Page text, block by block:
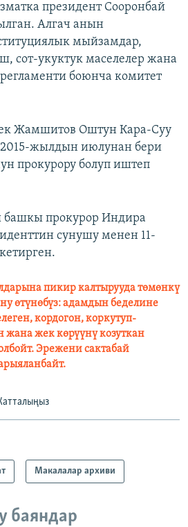
президент Сооронбай
Алгач анын
мыйзамдар,
сот-укуктук маселелер жана
боюнча комитет
Жамшитов Оштун Кара-Суу
2015-жылдын июлунан бери
прокурору болуп иштеп
башкы прокурор Индира
сунушу менен 11-
пикир калтырууда төмөнкү
өтүнөбүз: адамдын беделине
кордогон, коркутуп-
жана жек көрүүнү козуткан
Эрежени сактабай
Макалалар архиви
баяндар